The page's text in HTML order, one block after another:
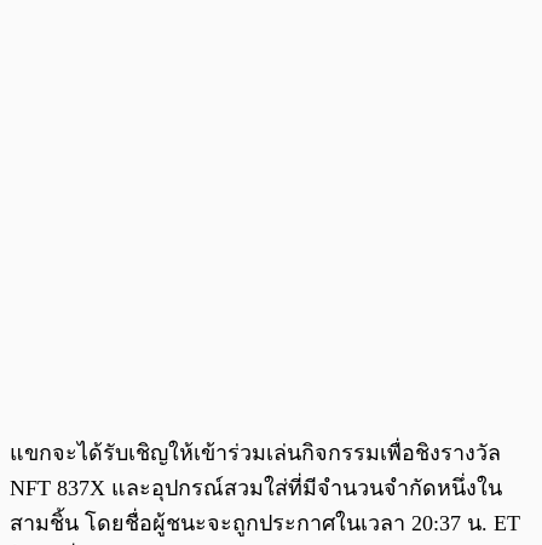
แขกจะได้รับเชิญให้เข้าร่วมเล่นกิจกรรมเพื่อชิงรางวัล
NFT 837X และอุปกรณ์สวมใส่ที่มีจำนวนจำกัดหนึ่งใน
สามชิ้น โดยชื่อผู้ชนะจะถูกประกาศในเวลา 20:37 น. ET